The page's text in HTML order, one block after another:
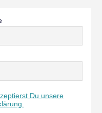
Du unsere